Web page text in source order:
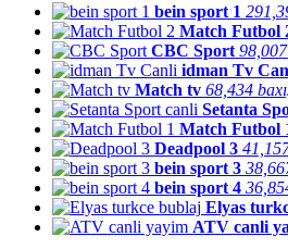
bein sport 1
Match Futbol
CBC Sport
idman Tv
Match tv 68,434
Setanta
Match Futbol
Deadpool 3
bein sport 3
bein sport 4
Elyas
ATV canli